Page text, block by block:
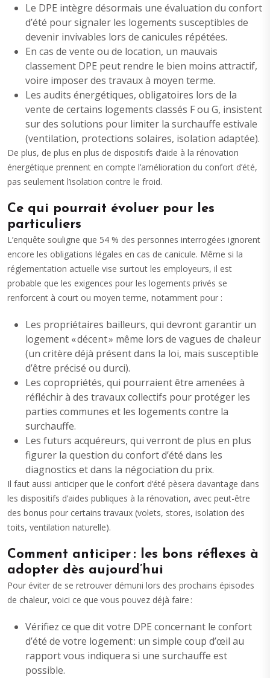
Le DPE intègre désormais une évaluation du confort
d’été pour signaler les logements susceptibles de
devenir invivables lors de canicules répétées.
En cas de vente ou de location, un mauvais
classement DPE peut rendre le bien moins attractif,
voire imposer des travaux à moyen terme.
Les audits énergétiques, obligatoires lors de la
vente de certains logements classés F ou G, insistent
sur des solutions pour limiter la surchauffe estivale
(ventilation, protections solaires, isolation adaptée).
De plus, de plus en plus de dispositifs d’aide à la rénovation
énergétique prennent en compte l’amélioration du confort d’été,
pas seulement l’isolation contre le froid.
Ce qui pourrait évoluer pour les
particuliers
L’enquête souligne que 54 % des personnes interrogées ignorent
encore les obligations légales en cas de canicule. Même si la
réglementation actuelle vise surtout les employeurs, il est
probable que les exigences pour les logements privés se
renforcent à court ou moyen terme, notamment pour :
Les propriétaires bailleurs, qui devront garantir un
logement « décent » même lors de vagues de chaleur
(un critère déjà présent dans la loi, mais susceptible
d’être précisé ou durci).
Les copropriétés, qui pourraient être amenées à
réfléchir à des travaux collectifs pour protéger les
parties communes et les logements contre la
surchauffe.
Les futurs acquéreurs, qui verront de plus en plus
figurer la question du confort d’été dans les
diagnostics et dans la négociation du prix.
Il faut aussi anticiper que le confort d’été pèsera davantage dans
les dispositifs d’aides publiques à la rénovation, avec peut-être
des bonus pour certains travaux (volets, stores, isolation des
toits, ventilation naturelle).
Comment anticiper : les bons réflexes à
adopter dès aujourd’hui
Pour éviter de se retrouver démuni lors des prochains épisodes
de chaleur, voici ce que vous pouvez déjà faire :
Vérifiez ce que dit votre DPE concernant le confort
d’été de votre logement : un simple coup d’œil au
rapport vous indiquera si une surchauffe est
possible.